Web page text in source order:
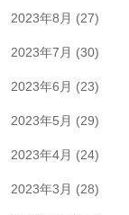
2023年8月 (27)
2023年7月 (30)
2023年6月 (23)
2023年5月 (29)
2023年4月 (24)
2023年3月 (28)